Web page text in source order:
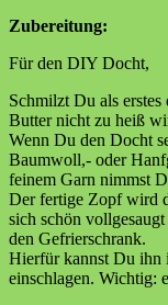
Zubereitung:
Für den DIY Docht,
Schmilzt Du als
Butter nicht zu heiß
Wenn Du den Docht
Baumwoll,- oder
feinem Garn nimmst
Der fertige Zopf wird
sich schön
den Gefrierschrank.
Hierfür kannst Du ihn
einschlagen. Wichtig: